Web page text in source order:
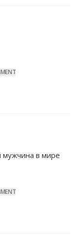
мужчина в мире